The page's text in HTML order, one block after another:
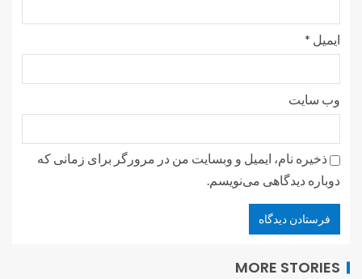
ایمیل *
وب‌ سایت
ذخیره نام، ایمیل و وبسایت من در مرورگر برای زمانی که
دوباره دیدگاهی می‌نویسم.
MORE STORIES